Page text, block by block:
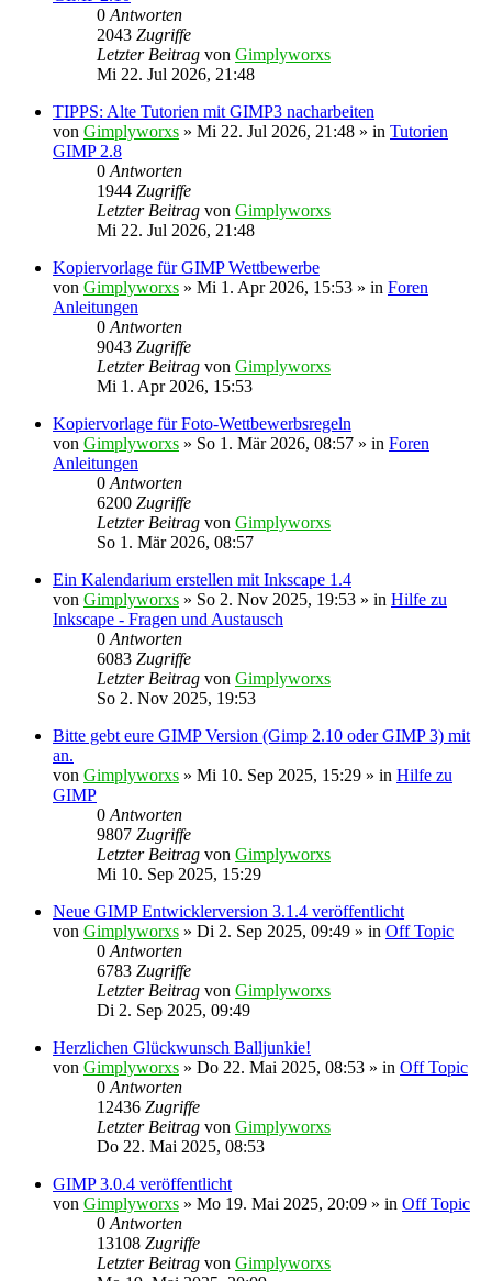
0 Antworten
2043 Zugriffe
Letzter Beitrag von Gimplyworxs
Mi 22. Jul 2026, 21:48
TIPPS: Alte Tutorien mit GIMP3 nacharbeiten
von Gimplyworxs » Mi 22. Jul 2026, 21:48 » in Tutorien
GIMP 2.8
0 Antworten
1944 Zugriffe
Letzter Beitrag von Gimplyworxs
Mi 22. Jul 2026, 21:48
Kopiervorlage für GIMP Wettbewerbe
von Gimplyworxs » Mi 1. Apr 2026, 15:53 » in Foren
Anleitungen
0 Antworten
9043 Zugriffe
Letzter Beitrag von Gimplyworxs
Mi 1. Apr 2026, 15:53
Kopiervorlage für Foto-Wettbewerbsregeln
von Gimplyworxs » So 1. Mär 2026, 08:57 » in Foren
Anleitungen
0 Antworten
6200 Zugriffe
Letzter Beitrag von Gimplyworxs
So 1. Mär 2026, 08:57
Ein Kalendarium erstellen mit Inkscape 1.4
von Gimplyworxs » So 2. Nov 2025, 19:53 » in Hilfe zu
Inkscape - Fragen und Austausch
0 Antworten
6083 Zugriffe
Letzter Beitrag von Gimplyworxs
So 2. Nov 2025, 19:53
Bitte gebt eure GIMP Version (Gimp 2.10 oder GIMP 3) mit
an.
von Gimplyworxs » Mi 10. Sep 2025, 15:29 » in Hilfe zu
GIMP
0 Antworten
9807 Zugriffe
Letzter Beitrag von Gimplyworxs
Mi 10. Sep 2025, 15:29
Neue GIMP Entwicklerversion 3.1.4 veröffentlicht
von Gimplyworxs » Di 2. Sep 2025, 09:49 » in Off Topic
0 Antworten
6783 Zugriffe
Letzter Beitrag von Gimplyworxs
Di 2. Sep 2025, 09:49
Herzlichen Glückwunsch Balljunkie!
von Gimplyworxs » Do 22. Mai 2025, 08:53 » in Off Topic
0 Antworten
12436 Zugriffe
Letzter Beitrag von Gimplyworxs
Do 22. Mai 2025, 08:53
GIMP 3.0.4 veröffentlicht
von Gimplyworxs » Mo 19. Mai 2025, 20:09 » in Off Topic
0 Antworten
13108 Zugriffe
Letzter Beitrag von Gimplyworxs